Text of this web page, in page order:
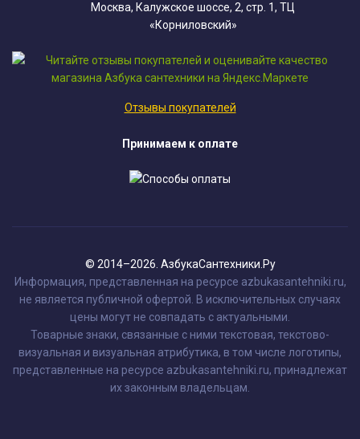
Москва, Калужское шоссе, 2, стр. 1, ТЦ
«Корниловский»
Отзывы покупателей
Принимаем к оплате
© 2014–2026. АзбукаСантехники.Ру
Информация, представленная на ресурсе azbukasantehniki.ru,
не является публичной офертой. В исключительных случаях
цены могут не совпадать с актуальными.
Товарные знаки, связанные с ними текстовая, текстово-
визуальная и визуальная атрибутика, в том числе логотипы,
представленные на ресурсе azbukasantehniki.ru, принадлежат
их законным владельцам.